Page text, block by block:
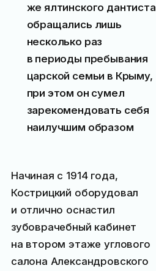
же ялтинского дантиста
обращались лишь
несколько раз
в периоды пребывания
царской семьи в Крыму,
при этом он сумел
зарекомендовать себя
наилучшим образом
Начиная с 1914 года,
Кострицкий оборудовал
и отлично оснастил
зубоврачебный кабинет
на втором этаже углового
салона Александровского